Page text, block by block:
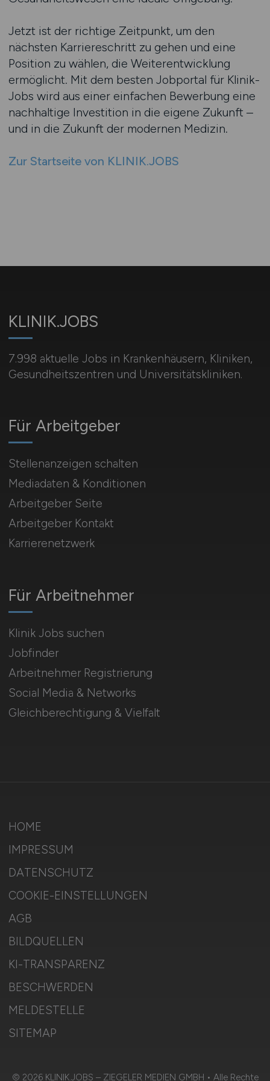
Jetzt ist der richtige Zeitpunkt, um den
nächsten Karriereschritt zu gehen und eine
Position zu wählen, die Weiterentwicklung
ermöglicht. Mit dem besten Jobportal für Klinik-
Jobs wird aus einer einfachen Bewerbung eine
nachhaltige Investition in die eigene Zukunft –
und in die Zukunft der modernen Medizin.
Zur Startseite von KLINIK.JOBS
KLINIK.JOBS
7.998 aktuelle Jobs in Krankenhäusern, Kliniken,
Gesundheitszentren und Universitätskliniken.
Für Arbeitnehmer
Klinik Jobs suchen
Jobfinder
Arbeitnehmer Registrierung
Social Media & Networks
Gleichberechtigung & Vielfalt
Für Arbeitgeber
Stellenanzeigen schalten
Mediadaten & Konditionen
Arbeitgeber Seite
Arbeitgeber Kontakt
Karrierenetzwerk
HOME
IMPRESSUM
DATENSCHUTZ
COOKIE-EINSTELLUNGEN
AGB
BILDQUELLEN
KI-TRANSPARENZ
BESCHWERDEN
MELDESTELLE
SITEMAP
© 2026 KLINIK.JOBS – ZIEGELER MEDIEN GMBH • Alle Rechte